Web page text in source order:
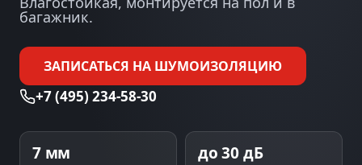
багажник.
ЗАПИСАТЬСЯ НА ШУМОИЗОЛЯЦИЮ
+7 (495) 234-58-30
7 мм до 30 дБ